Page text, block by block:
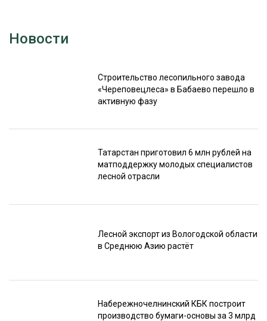
Новости
Строительство лесопильного завода
«Череповецлеса» в Бабаево перешло в
активную фазу
Татарстан приготовил 6 млн рублей на
матподдержку молодых специалистов
лесной отрасли
Лесной экспорт из Вологодской области
в Среднюю Азию растёт
Набережночелнинский КБК построит
производство бумаги-основы за 3 млрд